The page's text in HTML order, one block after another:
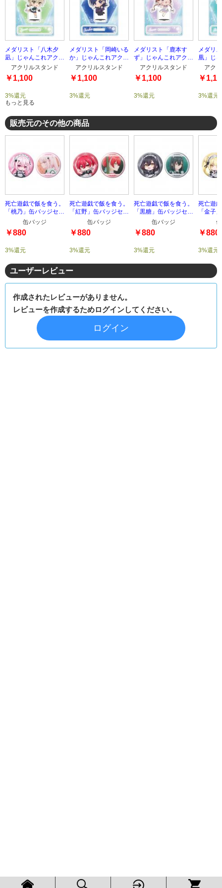
メダリスト「八木夕
凪」じゃんこれアクリ
ルスタンド
アクリルスタンド
￥1,100
3%還元
メダリスト「岡崎いる
か」じゃんこれアクリ
ルスタンド
アクリルスタンド
￥1,100
3%還元
メダリスト「鹿本す
ず」じゃんこれアクリ
ルスタンド
アクリルスタンド
￥1,100
3%還元
メダリ
凰」じ
ルスタ
アク
￥
3%還元
もっと見る
販売元のその他の商品
死亡遊戯で飯を食う。
「桃乃」缶バッジセッ
缶バッジ
￥880
3%還元
死亡遊戯で飯を食う。
「紅野」缶バッジセッ
缶バッジ
￥880
3%還元
死亡遊戯で飯を食う。
「黒糖」缶バッジセッ
缶バッジ
￥880
3%還元
死亡遊
「金子
￥880
3%還元
ユーザーレビュー
作成されたレビューがありません。
レビューを作成するためログインしてください。
ログイン